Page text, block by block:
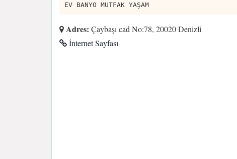
EV BANYO MUTFAK YAŞAM
Adres: Çaybaşı cad No:78, 20020 Denizli
İnternet Sayfası